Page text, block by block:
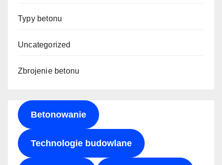
Typy betonu
Uncategorized
Zbrojenie betonu
Betonowanie
Technologie budowlane